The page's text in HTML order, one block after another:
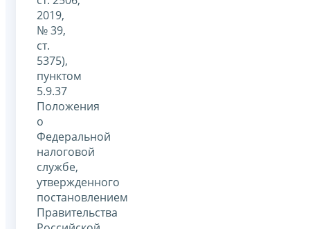
2019,
№ 39,
ст.
5375),
пунктом
5.9.37
Положения
о
Федеральной
налоговой
службе,
утвержденного
постановлением
Правительства